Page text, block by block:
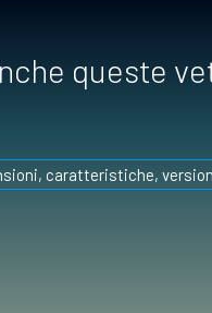
queste
caratteristiche,